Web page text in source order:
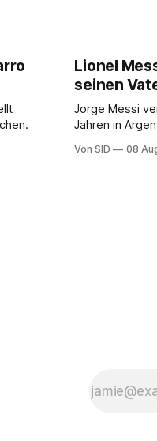
Lionel
seinen
Jorge Messi
Jahren in
Von SID 08